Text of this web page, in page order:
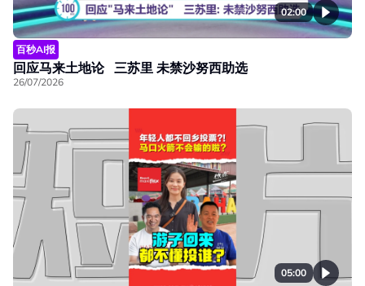
02:00
百秒AI报
回应马来土地论 三苏里 未禁沙努西助选
26/07/2026
05:00